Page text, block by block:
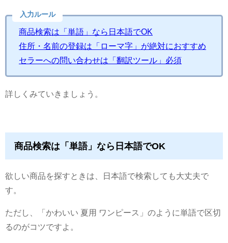
入力ルール
商品検索は「単語」なら日本語でOK
住所・名前の登録は「ローマ字」が絶対におすすめ
セラーへの問い合わせは「翻訳ツール」必須
詳しくみていきましょう。
商品検索は「単語」なら日本語でOK
欲しい商品を探すときは、日本語で検索しても大丈夫で
す。
ただし、「かわいい 夏用 ワンピース」のように単語で区切
るのがコツですよ。